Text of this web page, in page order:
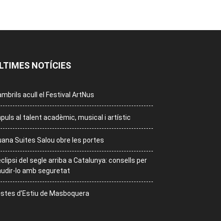
NOTÍCIES
acull el Festival ArtNus
al talent acadèmic, musical i artístic
Suites Salou obre les portes
del segle arriba a Catalunya: consells per
lo amb seguretat
d’Estiu de Masboquera